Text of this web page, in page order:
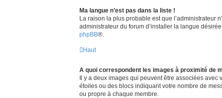
Ma langue n’est pas dans la liste !
La raison la plus probable est que l’administrateur
administrateur du forum d’installer la langue
phpBB®.
Haut
A quoi correspondent les images à proximité de
Il y a deux images qui peuvent être associées avec
étoiles ou des blocs indiquant votre nombre de
ou propre à chaque membre.